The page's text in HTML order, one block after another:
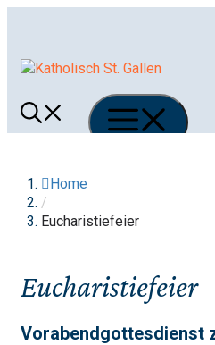
Home
/
Eucharistiefeier
Eucharistiefeier
Vorabendgottesdienst